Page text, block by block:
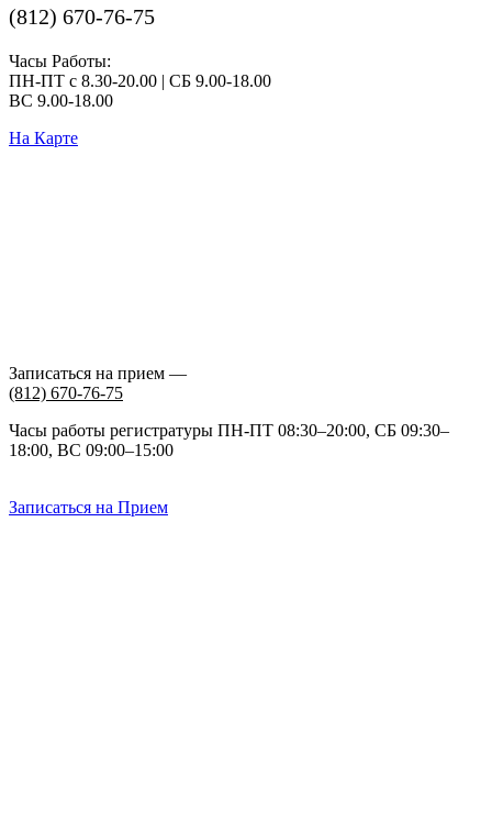
(812) 670-76-75
Часы Работы:
ПН-ПТ с 8.30-20.00 | СБ 9.00-18.00
ВС 9.00-18.00
На Карте
Записаться на прием —
(812) 670-76-75
Часы работы регистратуры ПН-ПТ 08:30–20:00, СБ 09:30–
18:00, ВС 09:00–15:00
Записаться на Прием